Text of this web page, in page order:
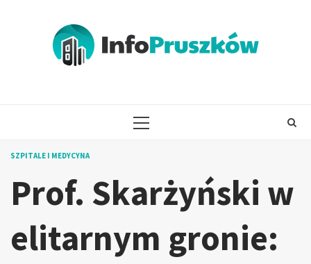
PRIMARY
SZPITALE I MEDYCYNA
Prof. Skarżyński w
elitarnym gronie: